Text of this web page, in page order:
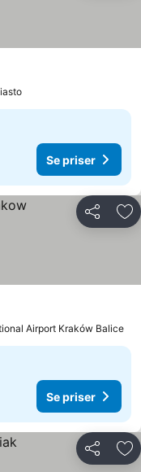
Se priser
Del
Airport Kraków Balice
Se priser
Del